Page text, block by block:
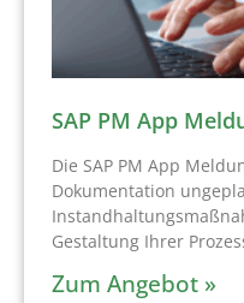
SAP PM App
Die SAP PM App
Dokumentation
Gestaltung Ihrer
Zum Angebot »